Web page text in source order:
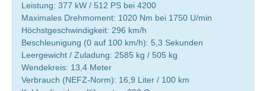
Leistung: 377 kW / 512 PS bei 4200
Maximales Drehmoment: 1020 Nm bei 1750 U/min
Höchstgeschwindigkeit: 296 km/h
Beschleunigung (0 auf 100 km/h): 5,3 Sekunden
Leergewicht / Zuladung: 2585 kg / 505 kg
Wendekreis: 13,4 Meter
Verbrauch (NEFZ-Norm): 16,9 Liter / 100 km